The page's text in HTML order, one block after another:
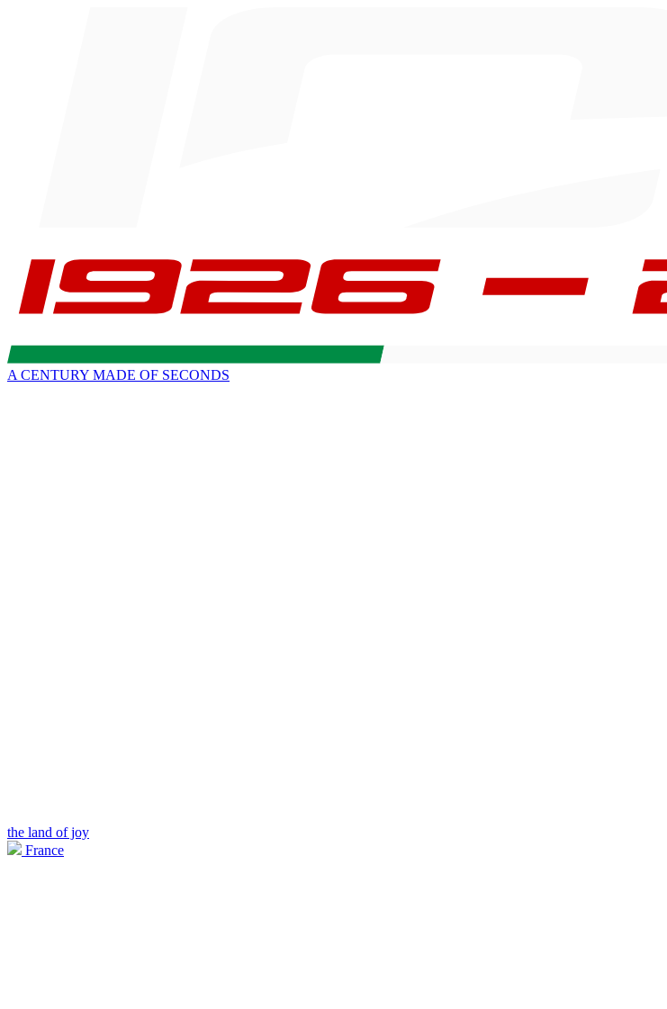
A CENTURY MADE OF SECONDS
the land of joy
France